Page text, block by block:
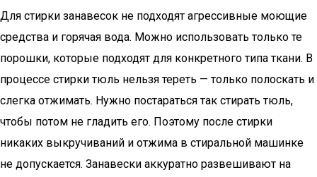
Для стирки занавесок не подходят агрессивные моющие
средства и горячая вода. Можно использовать только те
порошки, которые подходят для конкретного типа ткани. В
процессе стирки тюль нельзя тереть — только полоскать и
слегка отжимать. Нужно постараться так стирать тюль,
чтобы потом не гладить его. Поэтому после стирки
никаких выкручиваний и отжима в стиральной машинке
не допускается. Занавески аккуратно развешивают на